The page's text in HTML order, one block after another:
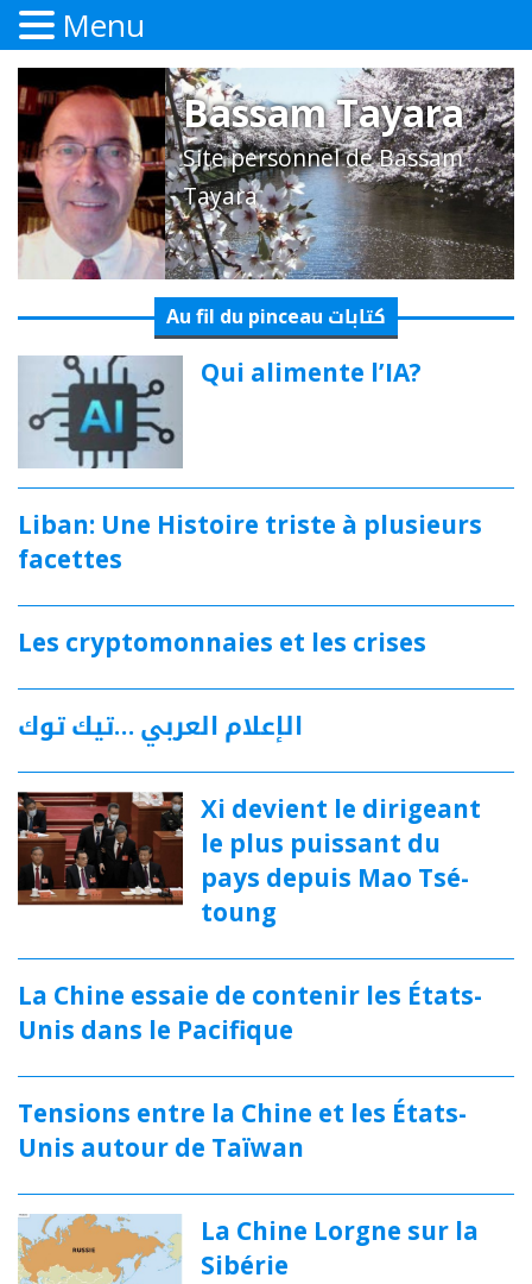
Bassam Tayara
Site personnel de Bassam
Tayara
Au fil du pinceau كتابات
Qui alimente l’IA?
Liban: Une Histoire triste à plusieurs
facettes
Les cryptomonnaies et les crises
الإعلام العربي …تيك توك
Xi devient le dirigeant
le plus puissant du
pays depuis Mao Tsé-
toung
La Chine essaie de contenir les États-
Unis dans le Pacifique
Tensions entre la Chine et les États-
Unis autour de Taïwan
La Chine Lorgne sur la
Sibérie
Menu